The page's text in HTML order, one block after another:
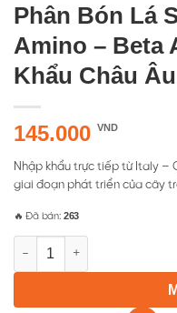
Phân Bón Lá
Amino – Beta
Khẩu Châu Âu
145.000 VND
Nhập khẩu trực tiếp từ Italy –
giai đoạn phát triển của cây
🔥 Đã bán: 263
Phân Bón Lá Sinh Học